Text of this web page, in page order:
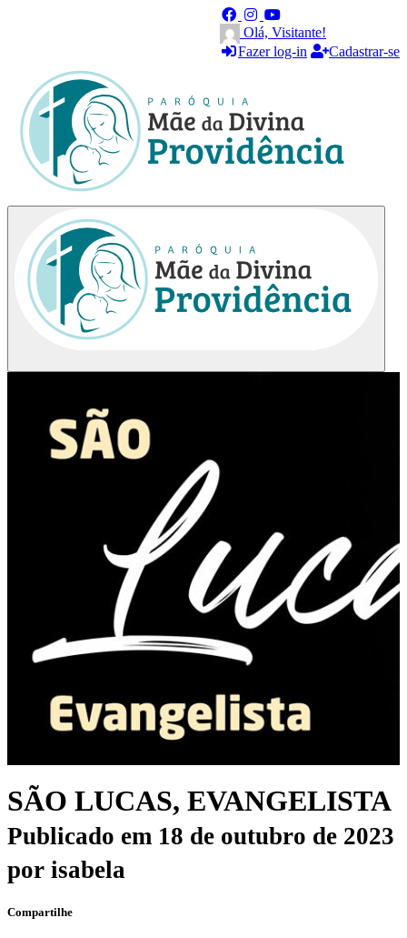
Olá, Visitante!
Fazer log-in
Cadastrar-se
SÃO LUCAS, EVANGELISTA
Publicado em 18 de outubro de 2023
por isabela
Compartilhe